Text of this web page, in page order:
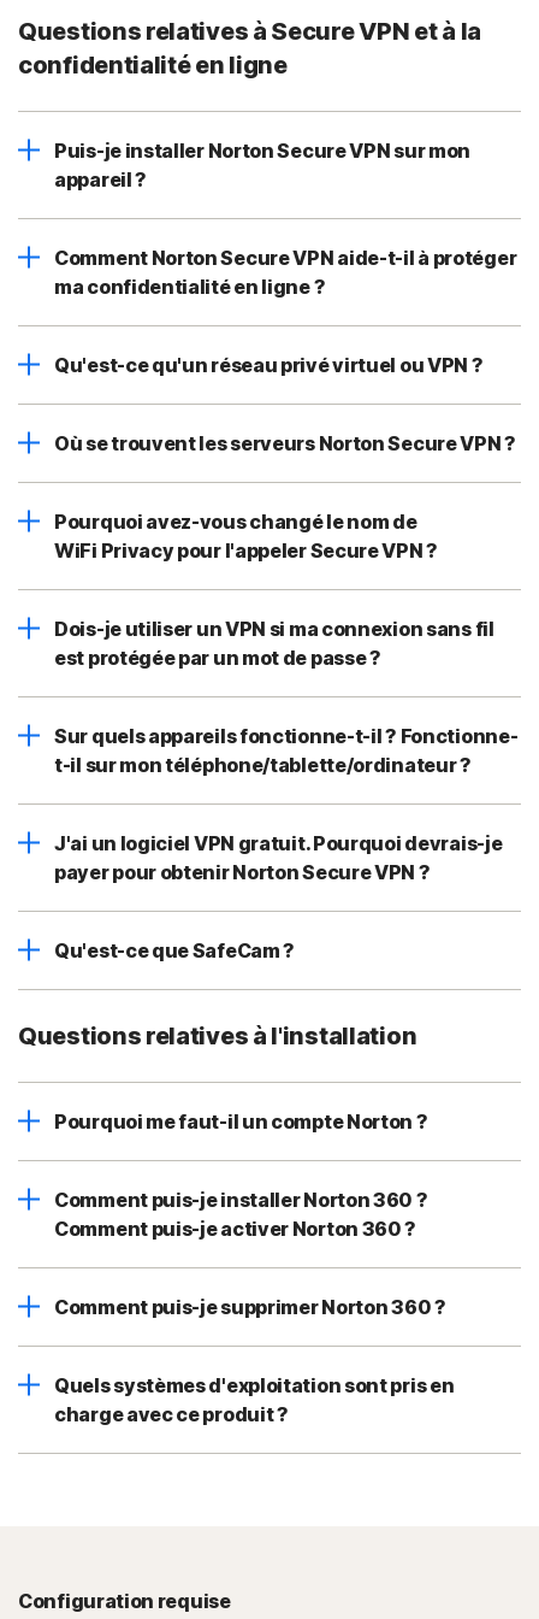
Questions relatives à Secure VPN et à la
confidentialité en ligne
Puis-je installer Norton Secure VPN sur mon
appareil ?
Comment Norton Secure VPN aide-t-il à protéger
ma confidentialité en ligne ?
Qu'est-ce qu'un réseau privé virtuel ou VPN ?
Où se trouvent les serveurs Norton Secure VPN ?
Pourquoi avez-vous changé le nom de
WiFi Privacy pour l'appeler Secure VPN ?
Dois-je utiliser un VPN si ma connexion sans fil
est protégée par un mot de passe ?
Sur quels appareils fonctionne-t-il ? Fonctionne-
t-il sur mon téléphone/tablette/ordinateur ?
J'ai un logiciel VPN gratuit. Pourquoi devrais-je
payer pour obtenir Norton Secure VPN ?
Qu'est-ce que SafeCam ?
Questions relatives à l'installation
Pourquoi me faut-il un compte Norton ?
Comment puis-je installer Norton 360 ?
Comment puis-je activer Norton 360 ?
Comment puis-je supprimer Norton 360 ?
Quels systèmes d'exploitation sont pris en
charge avec ce produit ?
Configuration requise